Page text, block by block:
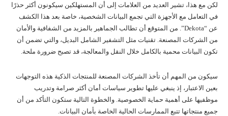
لكن مع هذا، تشير العديد من العلامات إلى أن المستهلكين سيكونون أكثر حذرًا
في التعامل مع الأجهزة التي تجمع البيانات الشخصية، خاصة بعد هذا الكشف
عن “Dekota”. من المتوقع أن تطالب الجماهير بالمزيد من الشفافية والأمان
من الشركات المصنعة. تقنيات مثل التشفير الشامل البديل، والتي تضمن أن
تكون البيانات محمية بالكامل خلال النقل والمعالجة، قد تصبح ضرورة ملحة.
سيكون من المهم أن تأخذ الشركات المصنعة للمنتجات الذكية هذه التوجهات
بعين الاعتبار، إذ ينبغي عليها تطوير سياسات أمان أكثر صرامة وتدريب
موظفيها على أهمية حماية الخصوصية. والخطوة التالية ستكون التأكد من أن
جميع منتجاتها تتبع الممارسات الحالية الخاصة بأمان البيانات.